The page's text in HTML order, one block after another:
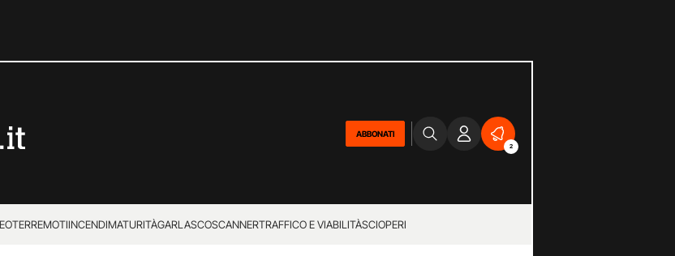
ABBONATI
2
TERREMOTIINCENDIMATURITÀGARLASCOSCANNERTRAFFICO E VIABILITÀSCIOPERI